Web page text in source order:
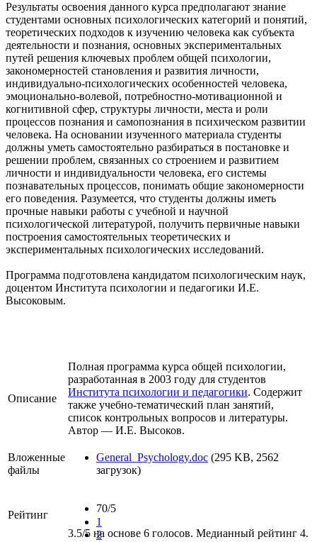
Результаты освоения данного курса предполагают знание
студентами основных психологических категорий и понятий,
теоретических подходов к изучению человека как субъекта
деятельности и познания, основных экспериментальных
путей решения ключевых проблем общей психологии,
закономерностей становления и развития личности,
индивидуально-психологических особенностей человека,
эмоционально-волевой, потребностно-мотивационной и
когнитивной сфер, структуры личности, места и роли
процессов познания и самопознания в психическом развитии
человека. На основании изученного материала студенты
должны уметь самостоятельно разбираться в постановке и
решении проблем, связанных со строением и развитием
личности и индивидуальности человека, его системы
познавательных процессов, понимать общие закономерности
его поведения. Разумеется, что студенты должны иметь
прочные навыки работы с учебной и научной
психологической литературой, получить первичные навыки
построения самостоятельных теоретических и
экспериментальных психологических исследований.
Программа подготовлена кандидатом психологическим наук,
доцентом Института психологии и педагогики И.Е.
Высоковым.
Описание
Полная программа курса общей психологии,
разработанная в 2003 году для студентов
Института психологии и педагогики. Содержит
также учебно-тематический план занятий,
список контрольных вопросов и литературы.
Автор — И.Е. Высоков.
Вложенные
файлы
General_Psychology.doc (295 KB, 2562
загрузок)
Рейтинг
70/5
1
2
3.5/5 на основе 6 голосов. Медианный рейтинг 4.